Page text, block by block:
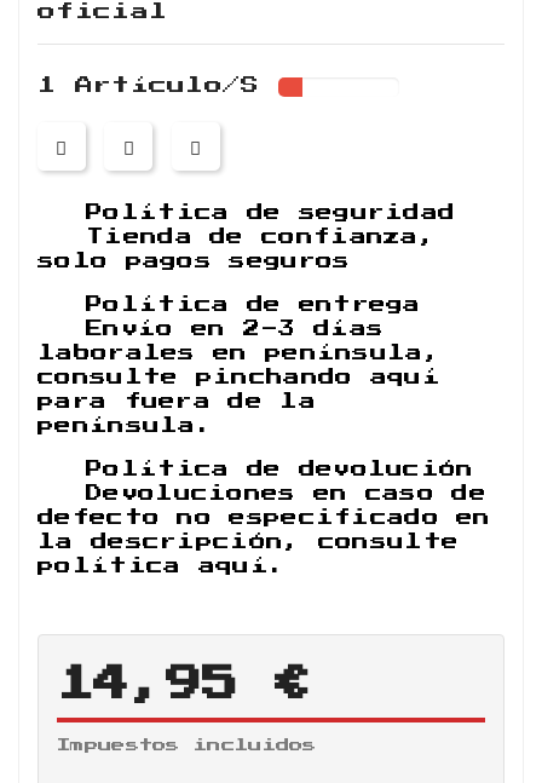
oficial
1 Artículo/s
Política de seguridad
Tienda de confianza,
solo pagos seguros
Política de entrega
Envío en 2-3 días
laborales en península,
consulte pinchando aquí
para fuera de la
península.
Política de devolución
Devoluciones en caso de
defecto no especificado en
la descripción, consulte
política aquí.
14,95 €
Impuestos incluidos